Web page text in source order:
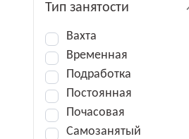
Тип занятости
Вахта
Временная
Подработка
Постоянная
Почасовая
Самозанятый